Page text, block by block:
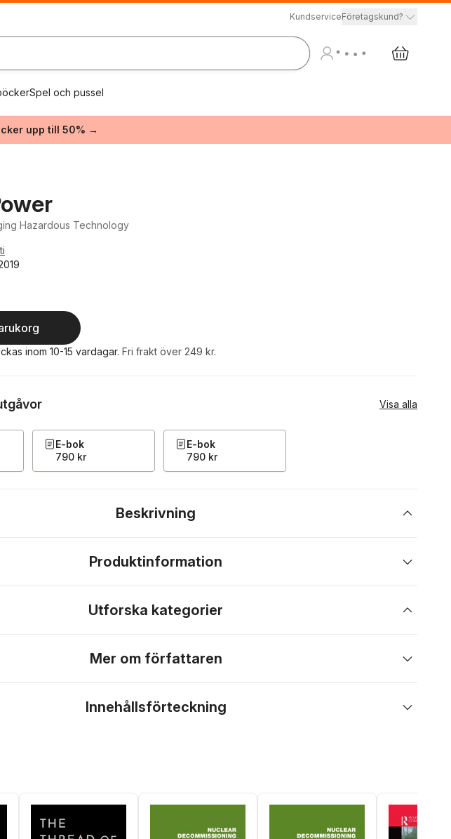
KundserviceFöretagskund?
Spel och pussel
upp till 50% →
Hazardous Technology
inom 10-15 vardagar. Fri frakt över 249 kr.
Visa alla
E-bok
790 kr
E-bok
790 kr
Beskrivning
Produktinformation
Utforska kategorier
Mer om författaren
Innehållsförteckning